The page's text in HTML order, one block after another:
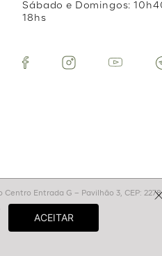
Sábado e Domingos:
18hs
Entrada G – Pavilhão 3, CEP: